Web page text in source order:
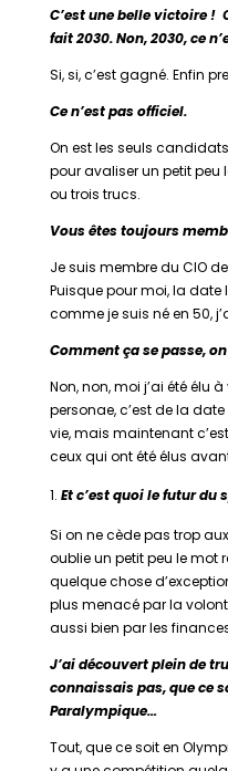
C’est une belle victoire !
fait 2030. Non, 2030, ce
Si, si, c’est gagné. Enfin
Ce n’est pas officiel.
On est les seuls
pour avaliser un petit peu
ou trois trucs.
Vous êtes toujours
Je suis membre du CIO
Puisque pour moi, la date
comme je suis né en 50,
Comment ça se passe,
Non, non, moi j’ai été élu
personae, c’est de la
vie, mais maintenant
ceux qui ont été élus
Et c’est quoi le futur du
Si on ne cède pas trop
oublie un petit peu le mot
quelque chose
plus menacé par la
aussi bien par les
J’ai découvert plein de
connaissais pas, que ce
Paralympique…
Tout, que ce soit en